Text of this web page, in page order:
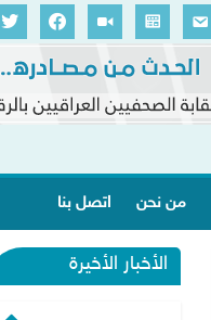
من نحن اتصل بنا
الأخبار الأخيرة